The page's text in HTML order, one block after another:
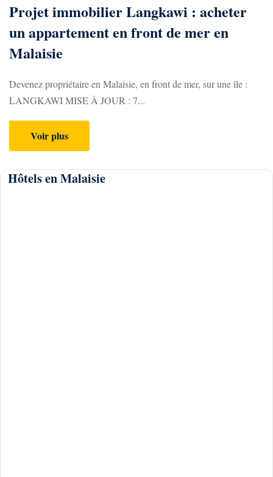
Projet immobilier Langkawi : acheter
un appartement en front de mer en
Malaisie
Devenez propriétaire en Malaisie, en front de mer, sur une île :
LANGKAWI MISE À JOUR : 7...
Voir plus
Hôtels en Malaisie